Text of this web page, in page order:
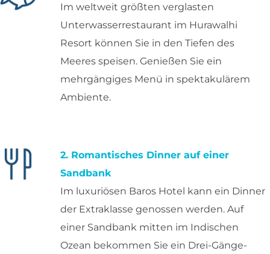
Im weltweit größten verglasten
Unterwasserrestaurant im Hurawalhi
Resort können Sie in den Tiefen des
Meeres speisen. Genießen Sie ein
mehrgängiges Menü in spektakulärem
Ambiente.
2. Romantisches Dinner auf einer
Sandbank
Im luxuriösen Baros Hotel kann ein Dinner
der Extraklasse genossen werden. Auf
einer Sandbank mitten im Indischen
Ozean bekommen Sie ein Drei-Gänge-